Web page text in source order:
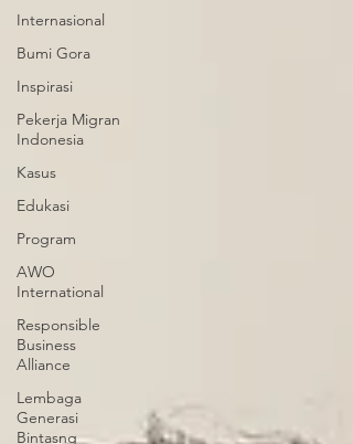
Internasional
Bumi Gora
Inspirasi
Pekerja Migran
Indonesia
Kasus
Edukasi
Program
AWO
International
Responsible
Business
Alliance
Lembaga
Generasi
Bintasng